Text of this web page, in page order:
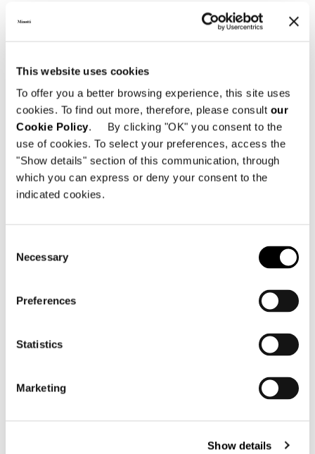
This website uses cookies
To offer you a better browsing experience, this site uses
cookies. To find out more, therefore, please consult our
Cookie Policy. By clicking "OK" you consent to the
use of cookies. To select your preferences, access the
"Show details" section of this communication, through
which you can express or deny your consent to the
indicated cookies.
Selection
Necessary
Preferences
Statistics
Marketing
Show details